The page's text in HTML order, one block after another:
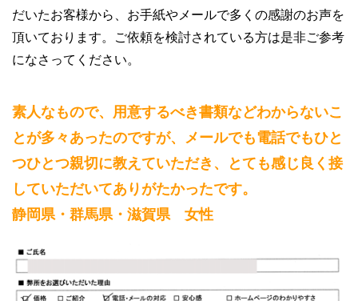
だいたお客様から、お手紙やメールで多くの感謝のお声を
頂いております。ご依頼を検討されている方は是非ご参考
になさってください。
素人なもので、用意するべき書類などわからないこ
とが多々あったのですが、メールでも電話でもひと
つひとつ親切に教えていただき、とても感じ良く接
していただいてありがたかったです。
静岡県・群馬県・滋賀県 女性